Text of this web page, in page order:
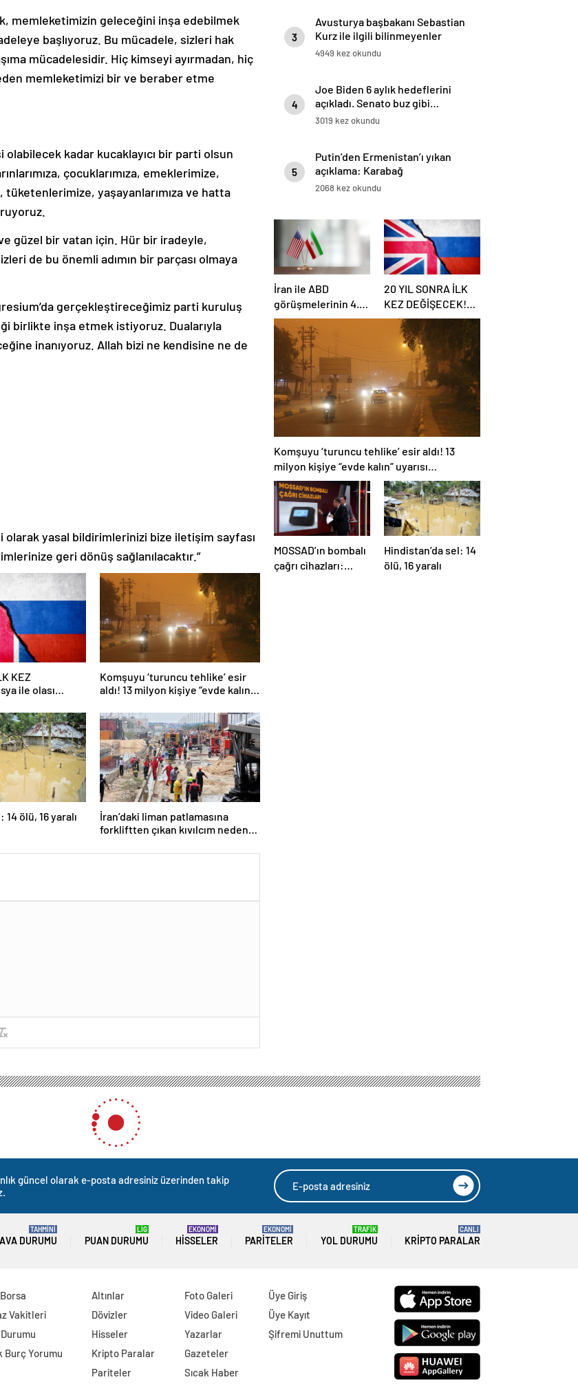
memleketimizin geleceğini inşa edebilmek
başlıyoruz. Bu mücadele, sizleri hak
mücadelesidir. Hiç kimseyi ayırmadan, hiç
memleketimizi bir ve beraber etme
kadar kucaklayıcı bir parti olsun
çocuklarımıza, emeklerimize,
tüketenlerimize, yaşayanlarımıza ve hatta
güzel bir vatan için. Hür bir iradeyle,
de bu önemli adımın bir parçası olmaya
gerçekleştireceğimiz parti kuruluş
birlikte inşa etmek istiyoruz. Dualarıyla
inanıyoruz. Allah bizi ne kendisine ne de
yasal bildirimlerinizi bize iletişim sayfası
geri dönüş sağlanılacaktır.”
KEZ
ile olası
Komşuyu ‘turuncu tehlike’ esir
aldı! 13 milyon kişiye “evde kalın”
14 ölü, 16 yaralı
İran’daki liman patlamasına
forkliftten çıkan kıvılcım neden
3
Avusturya başbakanı Sebastian
Kurz ile ilgili bilinmeyenler
4949 kez okundu
4
Joe Biden 6 aylık hedeflerini
açıkladı. Senato buz gibi…
3019 kez okundu
5
Putin’den Ermenistan’ı yıkan
açıklama: Karabağ
Azerbaycan’ın ayrılmaz bir
2068 kez okundu
İran ile ABD
görüşmelerinin 4.
turu: Tarih ve yer
belli oldu
20 YIL SONRA İLK
KEZ DEĞİŞECEK!
Rusya ile olası
savaş…
İngiltere’nin gizli
planı güncelleniyor!
Komşuyu ‘turuncu tehlike’ esir aldı! 13
milyon kişiye “evde kalın” uyarısı…
MOSSAD’ın bombalı
çağrı cihazları:
Hindistan’da sel: 14
ölü, 16 yaralı
seçimlerinde oy vermeye başladı
seçimlerinde oy vermeye başladı
HABERLERİ
GÜNDEM 06 Ağustos 2026
Joe Biden 6 aylık hedeflerini açıkladı.